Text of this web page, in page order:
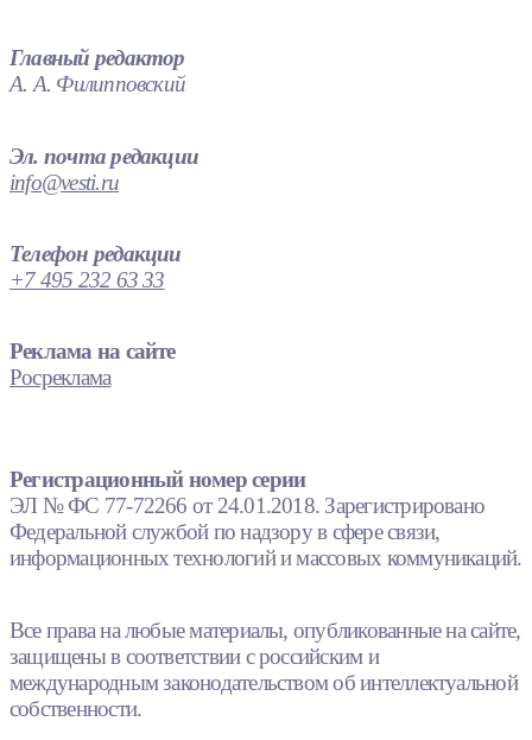
Главный редактор
А. А. Филипповский
Эл. почта редакции
info@vesti.ru
Телефон редакции
+7 495 232 63 33
Реклама на сайте
Росреклама
Регистрационный номер серии
ЭЛ № ФС 77-72266 от 24.01.2018. Зарегистрировано
Федеральной службой по надзору в сфере связи,
информационных технологий и массовых коммуникаций.
Все права на любые материалы, опубликованные на сайте,
защищены в соответствии с российским и
международным законодательством об интеллектуальной
собственности.